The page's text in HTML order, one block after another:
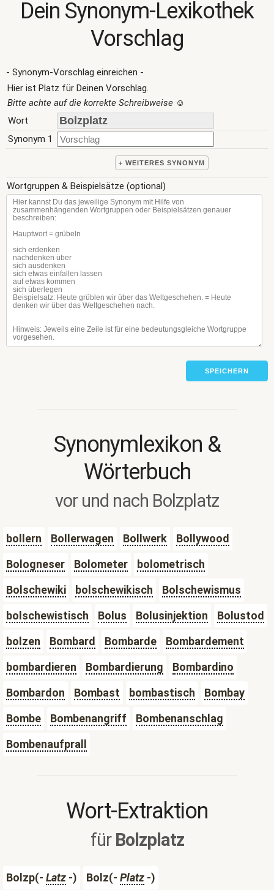
Dein Synonym-Lexikothek
Vorschlag
- Synonym-Vorschlag einreichen -
Hier ist Platz für Deinen Vorschlag.
Bitte achte auf die korrekte Schreibweise ☺
Wort
Synonym 1
+ WEITERES SYNONYM
Wortgruppen & Beispielsätze (optional)
SPEICHERN
Synonymlexikon &
Wörterbuch
vor und nach Bolzplatz
bollern Bollerwagen Bollwerk
Bollywood
Bologneser
Bolometer
bolometrisch
Bolschewiki
bolschewikisch
Bolschewismus
bolschewistisch
Bolus Bolusinjektion
Bolustod
bolzen
Bombard Bombarde
Bombardement
bombardieren
Bombardierung
Bombardino
Bombardon
Bombast bombastisch
Bombay
Bombe
Bombenangriff
Bombenanschlag
Bombenaufprall
Wort-Extraktion
für Bolzplatz
Bolzp(- Latz -) Bolz(- Platz -)